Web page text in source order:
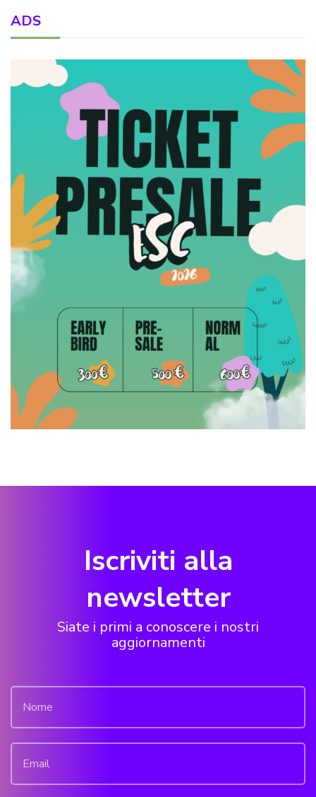
ADS
Iscriviti alla
newsletter
Siate i primi a conoscere i nostri
aggiornamenti